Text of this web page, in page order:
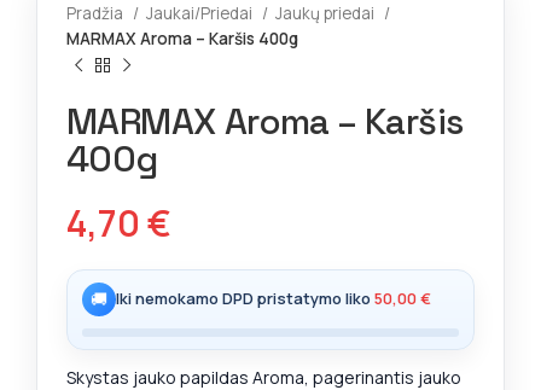
Pradžia Jaukai/Priedai
Jaukų priedai
MARMAX Aroma – Karšis 400g
MARMAX Aroma – Karšis
400g
4,70€
🚚 Iki nemokamo DPD pristatymo liko 50,00€
Skystas jauko papildas Aroma, pagerinantis jauko